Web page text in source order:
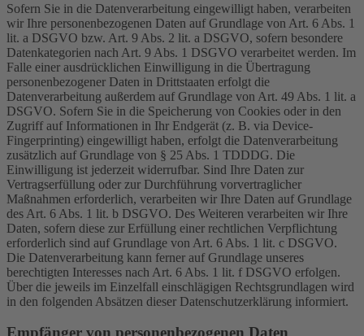
Sofern Sie in die Datenverarbeitung eingewilligt haben, verarbeiten
wir Ihre personenbezogenen Daten auf Grundlage von Art. 6 Abs. 1
lit. a DSGVO bzw. Art. 9 Abs. 2 lit. a DSGVO, sofern besondere
Datenkategorien nach Art. 9 Abs. 1 DSGVO verarbeitet werden. Im
Falle einer ausdrücklichen Einwilligung in die Übertragung
personenbezogener Daten in Drittstaaten erfolgt die
Datenverarbeitung außerdem auf Grundlage von Art. 49 Abs. 1 lit. a
DSGVO. Sofern Sie in die Speicherung von Cookies oder in den
Zugriff auf Informationen in Ihr Endgerät (z. B. via Device-
Fingerprinting) eingewilligt haben, erfolgt die Datenverarbeitung
zusätzlich auf Grundlage von § 25 Abs. 1 TDDDG. Die
Einwilligung ist jederzeit widerrufbar. Sind Ihre Daten zur
Vertragserfüllung oder zur Durchführung vorvertraglicher
Maßnahmen erforderlich, verarbeiten wir Ihre Daten auf Grundlage
des Art. 6 Abs. 1 lit. b DSGVO. Des Weiteren verarbeiten wir Ihre
Daten, sofern diese zur Erfüllung einer rechtlichen Verpflichtung
erforderlich sind auf Grundlage von Art. 6 Abs. 1 lit. c DSGVO.
Die Datenverarbeitung kann ferner auf Grundlage unseres
berechtigten Interesses nach Art. 6 Abs. 1 lit. f DSGVO erfolgen.
Über die jeweils im Einzelfall einschlägigen Rechtsgrundlagen wird
in den folgenden Absätzen dieser Datenschutzerklärung informiert.
Empfänger von personenbezogenen Daten